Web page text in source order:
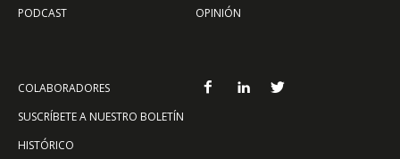
PODCAST
OPINIÓN
COLABORADORES
SUSCRÍBETE A NUESTRO BOLETÍN
HISTÓRICO